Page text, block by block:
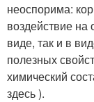
неоспорима:
воздействие
виде, так и в
полезных
химический
здесь ).